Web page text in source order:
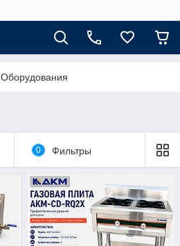
Оборудования
0 Фильтры